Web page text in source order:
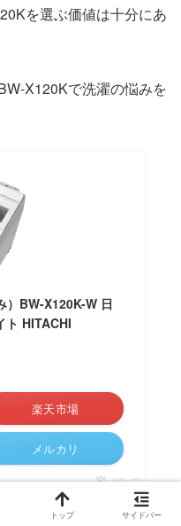
を選ぶ価値は十分にあ
X120Kで洗濯の悩みを
）BW-X120K-W 日
ト HITACHI
楽天市場
メルカリ
ポチップ
トップ サイドバー